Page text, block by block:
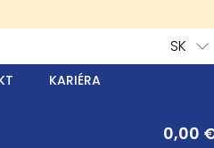
SK
KARIÉRA
0,00